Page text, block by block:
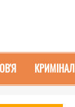
КРИМІНАЛ